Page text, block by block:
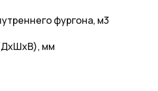
фургона, м3
мм